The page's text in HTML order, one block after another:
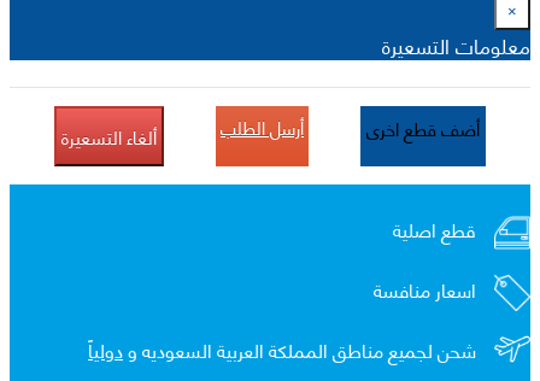
×
معلومات التسعيرة
أضف قطع اخرى أرسل الطلب ألغاء التسعيرة
قطع اصلية
اسعار منافسة
شحن لجميع مناطق المملكة العربية السعوديه ودولياً